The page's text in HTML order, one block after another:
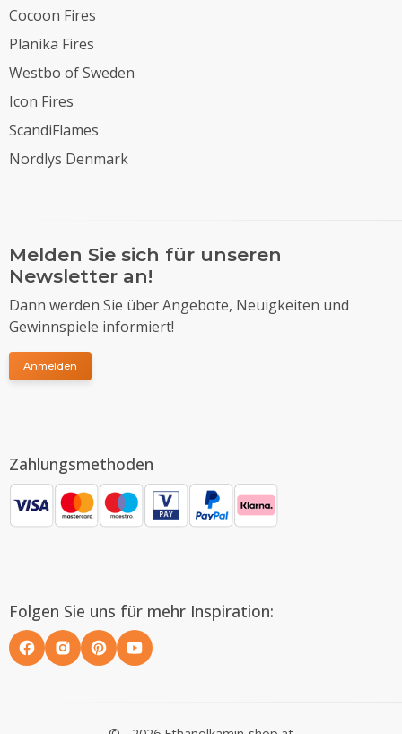
Cocoon Fires
Planika Fires
Westbo of Sweden
Icon Fires
ScandiFlames
Nordlys Denmark
Melden Sie sich für unseren
Newsletter an!
Dann werden Sie über Angebote, Neuigkeiten und
Gewinnspiele informiert!
Anmelden
Zahlungsmethoden
Folgen Sie uns für mehr Inspiration: